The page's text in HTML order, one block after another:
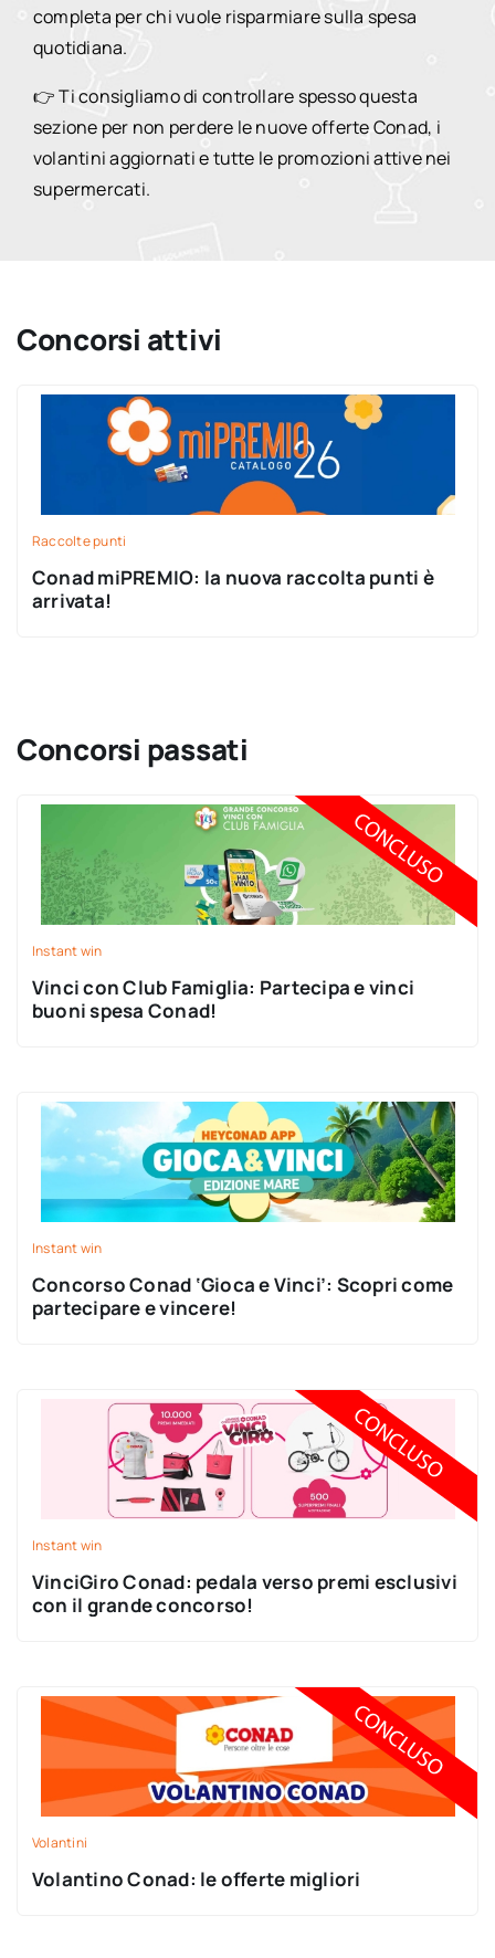
completa per chi vuole risparmiare sulla spesa
quotidiana.
👉 Ti consigliamo di controllare spesso questa
sezione per non perdere le nuove offerte Conad, i
volantini aggiornati e tutte le promozioni attive nei
supermercati.
Concorsi attivi
Raccolte punti
Conad miPREMIO: la nuova raccolta punti è
arrivata!
Concorsi passati
Instant win
Vinci con Club Famiglia: Partecipa e vinci
buoni spesa Conad!
Instant win
Concorso Conad ‘Gioca e Vinci’: Scopri come
partecipare e vincere!
Instant win
VinciGiro Conad: pedala verso premi esclusivi
con il grande concorso!
Volantini
Volantino Conad: le offerte migliori